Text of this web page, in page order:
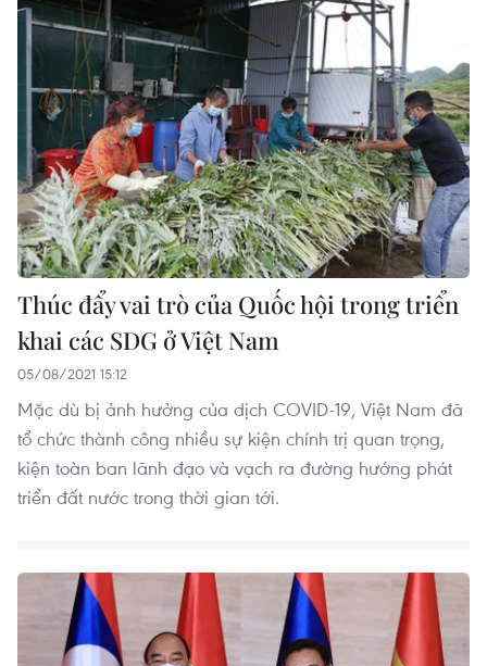
Thúc đẩy vai trò của Quốc hội trong triển
khai các SDG ở Việt Nam
05/08/2021 15:12
Mặc dù bị ảnh hưởng của dịch COVID-19, Việt Nam đã
tổ chức thành công nhiều sự kiện chính trị quan trọng,
kiện toàn ban lãnh đạo và vạch ra đường hướng phát
triển đất nước trong thời gian tới.